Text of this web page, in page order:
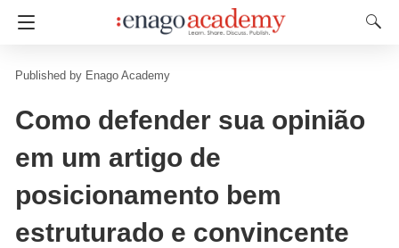
Enago Academy
Como defender sua opinião
em um artigo de
posicionamento bem
estruturado e convincente